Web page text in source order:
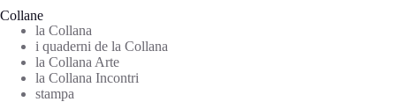
Collane
la Collana
i quaderni de la Collana
la Collana Arte
la Collana Incontri
stampa